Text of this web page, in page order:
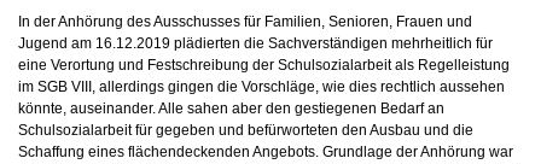
In der Anhörung des Ausschusses für Familien, Senioren, Frauen und
Jugend am 16.12.2019 plädierten die Sachverständigen mehrheitlich für
eine Verortung und Festschreibung der Schulsozialarbeit als Regelleistung
im SGB VIII, allerdings gingen die Vorschläge, wie dies rechtlich aussehen
könnte, auseinander. Alle sahen aber den gestiegenen Bedarf an
Schulsozialarbeit für gegeben und befürworteten den Ausbau und die
Schaffung eines flächendeckenden Angebots. Grundlage der Anhörung war